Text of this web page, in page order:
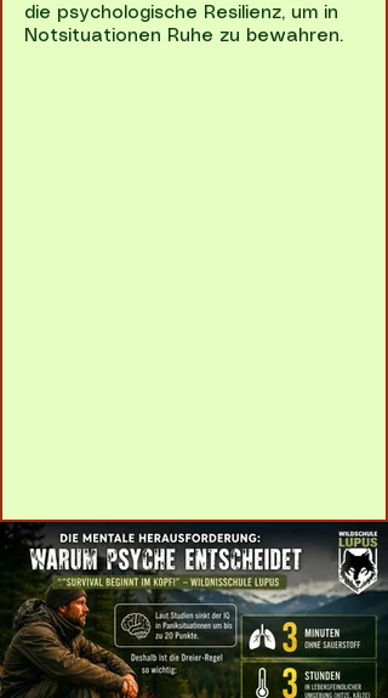
die psychologische Resilienz, um in
Notsituationen Ruhe zu bewahren.